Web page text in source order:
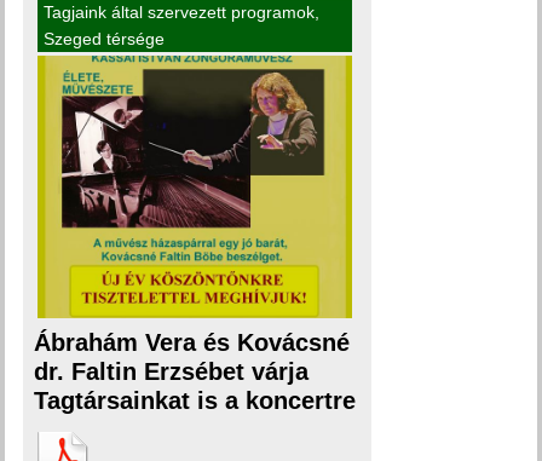
Tagjaink által szervezett programok
Szeged térsége
Ábrahám Vera és Kovácsné
dr. Faltin Erzsébet várja
Tagtársainkat is a koncertre